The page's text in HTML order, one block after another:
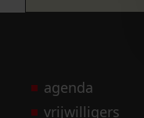
agenda
vrijwilligers